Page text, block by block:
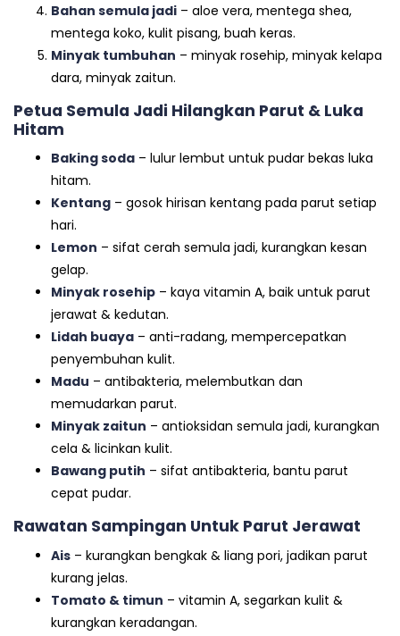
Bahan semula jadi – aloe vera, mentega shea,
mentega koko, kulit pisang, buah keras.
Minyak tumbuhan – minyak rosehip, minyak kelapa
dara, minyak zaitun.
Petua Semula Jadi Hilangkan Parut & Luka
Hitam
Baking soda – lulur lembut untuk pudar bekas luka
hitam.
Kentang – gosok hirisan kentang pada parut setiap
hari.
Lemon – sifat cerah semula jadi, kurangkan kesan
gelap.
Minyak rosehip – kaya vitamin A, baik untuk parut
jerawat & kedutan.
Lidah buaya – anti-radang, mempercepatkan
penyembuhan kulit.
Madu – antibakteria, melembutkan dan
memudarkan parut.
Minyak zaitun – antioksidan semula jadi, kurangkan
cela & licinkan kulit.
Bawang putih – sifat antibakteria, bantu parut
cepat pudar.
Rawatan Sampingan Untuk Parut Jerawat
Ais – kurangkan bengkak & liang pori, jadikan parut
kurang jelas.
Tomato & timun – vitamin A, segarkan kulit &
kurangkan keradangan.